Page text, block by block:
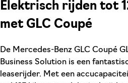
Elektrisch rijden tot
met GLC Coupé
De Mercedes-Benz GLC Coupé
Business Solution is een
leaserijder. Met een